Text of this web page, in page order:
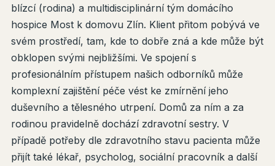
blízcí (rodina) a multidisciplinární tým domácího
hospice Most k domovu Zlín. Klient přitom pobývá ve
svém prostředí, tam, kde to dobře zná a kde může být
obklopen svými nejbližšími. Ve spojení s
profesionálním přístupem našich odborníků může
komplexní zajištění péče vést ke zmírnění jeho
duševního a tělesného utrpení. Domů za ním a za
rodinou pravidelně dochází zdravotní sestry. V
případě potřeby dle zdravotního stavu pacienta může
přijít také lékař, psycholog, sociální pracovník a další